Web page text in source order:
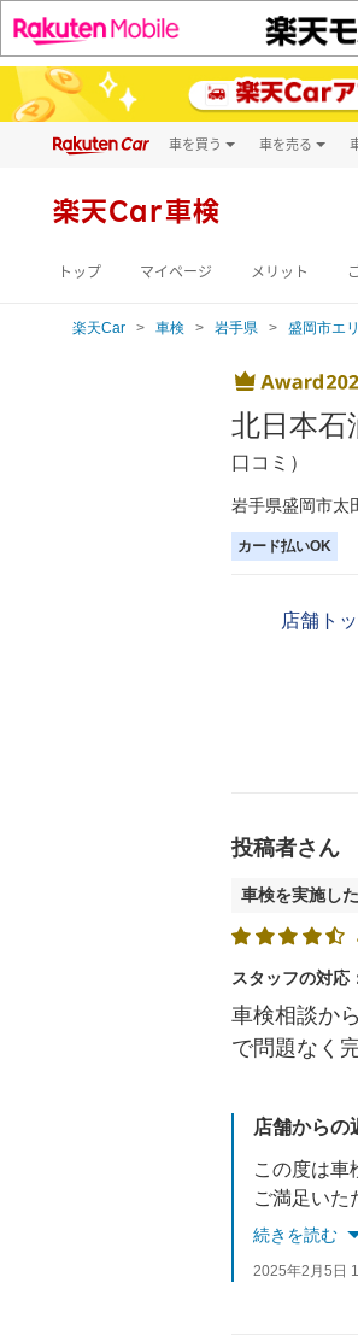
車を買う
新車
車を売る
楽天Car車検
トップ マイページ メリット
楽天Car 車検 岩手県 盛岡市エ
北日本石
口コミ）
岩手県盛岡市太
カード払いOK
店舗ト
投稿者さん
車検を実施し
スタッフの対応
車検相談か
で問題なく
店舗からの
この度は車
ご満足いた
次の車検も
続きを読む
2025年2月5日